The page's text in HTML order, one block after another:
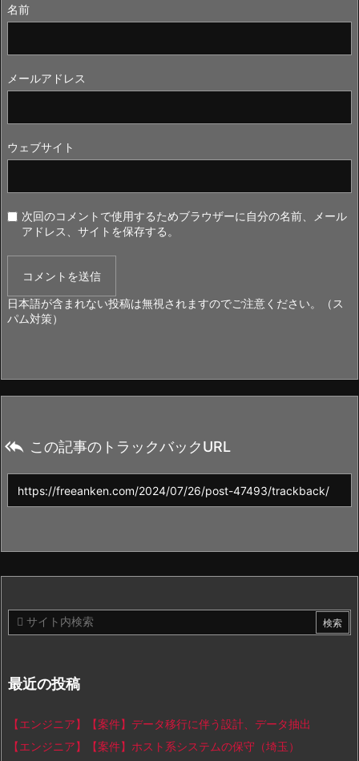
名前
メールアドレス
ウェブサイト
次回のコメントで使用するためブラウザーに自分の名前、メール
アドレス、サイトを保存する。
日本語が含まれない投稿は無視されますのでご注意ください。（ス
パム対策）
 この記事のトラックバックURL
最近の投稿
【エンジニア】【案件】データ移行に伴う設計、データ抽出
【エンジニア】【案件】ホスト系システムの保守（埼玉）